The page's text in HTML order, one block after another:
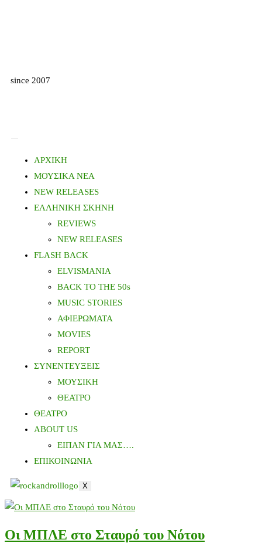
since 2007
ΑΡΧΙΚΗ
ΜΟΥΣΙΚΑ ΝΕΑ
NEW RELEASES
ΕΛΛΗΝΙΚΗ ΣΚΗΝΗ
REVIEWS
NEW RELEASES
FLASH BACK
ELVISMANIA
BACK TO THE 50s
MUSIC STORIES
ΑΦΙΕΡΩΜΑΤΑ
MOVIES
REPORT
ΣΥΝΕΝΤΕΥΞΕΙΣ
ΜΟΥΣΙΚΗ
ΘΕΑΤΡΟ
ΘΕΑΤΡΟ
ABOUT US
ΕΙΠΑΝ ΓΙΑ ΜΑΣ….
ΕΠΙΚΟΙΝΩΝΙΑ
X
Οι ΜΠΛΕ στο Σταυρό του Νότου